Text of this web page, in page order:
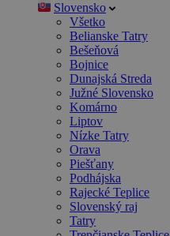
Slovensko
Všetko
Belianske Tatry
Bešeňová
Bojnice
Dunajská Streda
Južné Slovensko
Komárno
Liptov
Nízke Tatry
Orava
Piešťany
Podhájska
Rajecké Teplice
Slovenský raj
Tatry